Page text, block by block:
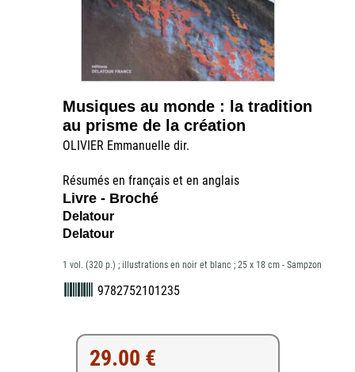
Musiques au monde : la tradition
au prisme de la création
OLIVIER Emmanuelle dir.
Résumés en français et en anglais
Livre - Broché
Delatour
Delatour
1 vol. (320 p.) ; illustrations en noir et blanc ; 25 x 18 cm - Sampzon
9782752101235
29.00 €